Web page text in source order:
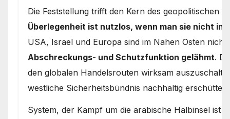
Die Feststellung trifft den Kern des geopolitischen
Überlegenheit ist nutzlos, wenn man sie nicht in
USA, Israel und Europa sind im Nahen Osten
Abschreckungs- und Schutzfunktion gelähmt.
den globalen Handelsrouten wirksam
westliche Sicherheitsbündnis nachhaltig erschüttert.
System, der Kampf um die arabische Halbinsel ist